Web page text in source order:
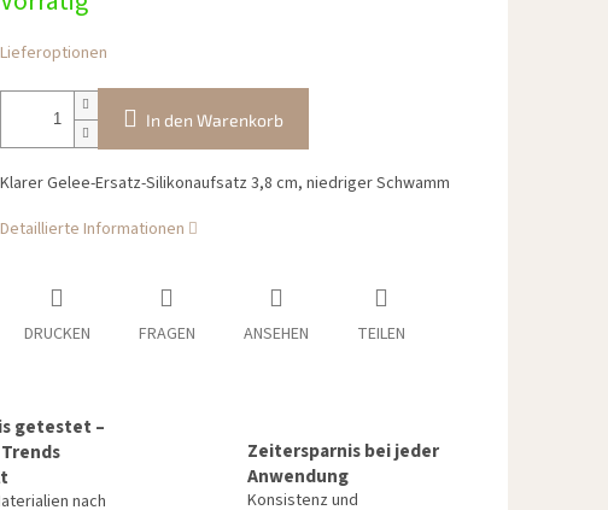
Lieferoptionen
In den Warenkorb
Klarer Gelee-Ersatz-Silikonaufsatz 3,8 cm, niedriger Schwamm
Detaillierte Informationen
DRUCKEN FRAGEN ANSEHEN TEILEN
getestet –
nach
Zeitersparnis bei jeder
Anwendung
Konsistenz und